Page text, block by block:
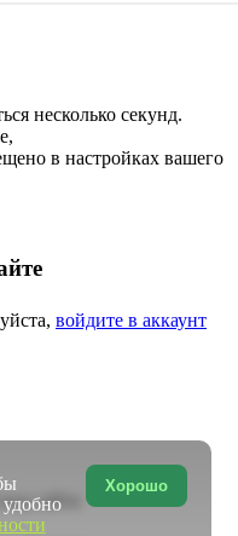
несколько секунд.
в настройках вашего
войдите в аккаунт
сайта
Хорошо